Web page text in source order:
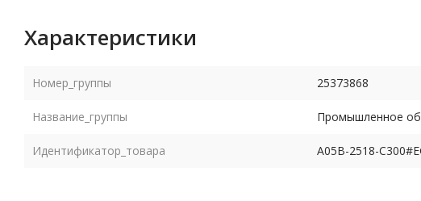
Характеристики
Номер_группы 25373868
Название_группы Промышленное
Идентификатор_товара A05B-2518-